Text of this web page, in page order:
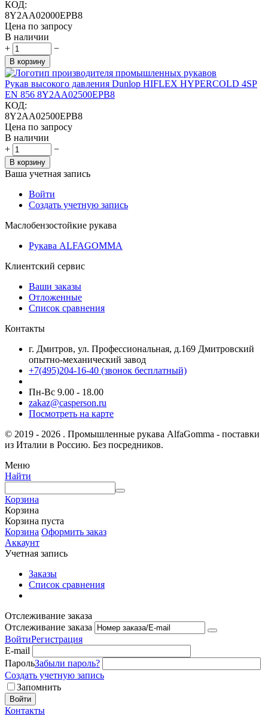
КОД:
8Y2AA02000EPB8
Цена по запросу
В наличии
+
−
В корзину
Рукав высокого давления Dunlop HIFLEX HYPERCOLD 4SP
EN 856 8Y2AA02500EPB8
КОД:
8Y2AA02500EPB8
Цена по запросу
В наличии
+
−
В корзину
Ваша учетная запись
Войти
Создать учетную запись
Маслобензостойкие рукава
Рукава ALFAGOMMA
Клиентский сервис
Ваши заказы
Отложенные
Список сравнения
Контакты
г. Дмитров, ул. Профессиональная, д.169 Дмитровский
опытно-механический завод
+7(495)204-16-40 (звонок бесплатный)
Пн-Вс 9.00 - 18.00
zakaz@casperson.ru
Посмотреть на карте
© 2019 - 2026 . Промышленные рукава AlfaGomma - поставки
из Италии в Россию. Без посредников.
Меню
Найти
Корзина
Корзина
Корзина пуста
Корзина Оформить заказ
Аккаунт
Учетная запись
Заказы
Список сравнения
Отслеживание заказа
Отслеживание заказа
ВойтиРегистрация
E-mail
ПарольЗабыли пароль?
Создать учетную запись
Запомнить
Войти
Контакты